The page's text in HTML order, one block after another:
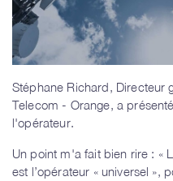
Stéphane Richard, Directeur
Telecom - Orange, a
l'opérateur.
Un point m'a fait bien rire : «
est l’opérateur « universel »,